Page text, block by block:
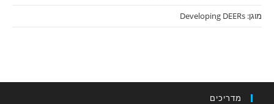
מוגן: Developing DEERs
מדריכים